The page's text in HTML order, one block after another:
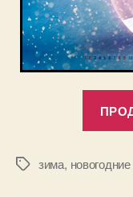
Позначки
зима,